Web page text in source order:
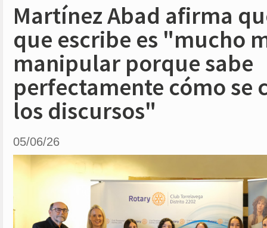
Martínez Abad afirma
que escribe es "mucho
manipular porque sabe
perfectamente cómo se
los discursos"
05/06/26